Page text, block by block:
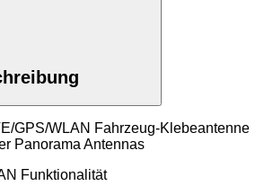
GPS/WLAN Fahrzeug-Klebeantenne
Panorama Antennas
Funktionalität